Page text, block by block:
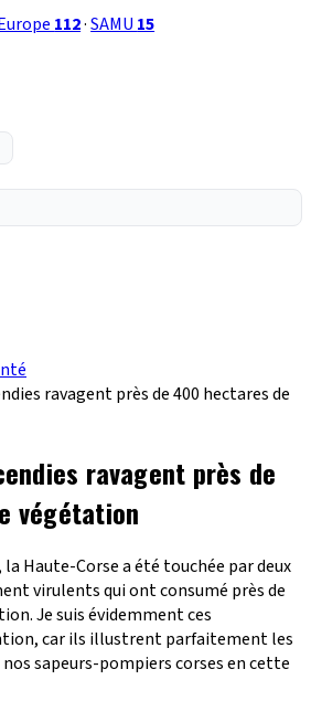
112·SAMU 15
ravagent près de 400 hectares de
ravagent près de
végétation
Haute-Corse a été touchée par deux
virulents qui ont consumé près de
Je suis évidemment ces
car ils illustrent parfaitement les
sapeurs-pompiers corses en cette